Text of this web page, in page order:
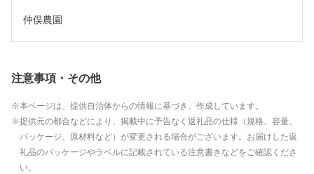
仲俣農園
注意事項・その他
本ページは、提供自治体からの情報に基づき、作成しています。
提供元の都合などにより、掲載中に予告なく返礼品の仕様（規格、容量、
パッケージ、原材料など）が変更される場合がございます。お届けした返
礼品のパッケージやラベルに記載されている注意書きなどをご確認くださ
い。